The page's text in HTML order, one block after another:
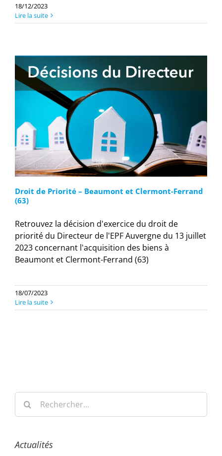
18/12/2023
Lire la suite
Droit de Priorité – Beaumont et Clermont-Ferrand
(63)
Retrouvez la décision d'exercice du droit de
priorité du Directeur de l'EPF Auvergne du 13 juillet
2023 concernant l'acquisition des biens à
Beaumont et Clermont-Ferrand (63)
18/07/2023
Lire la suite
Rechercher:
Actualités